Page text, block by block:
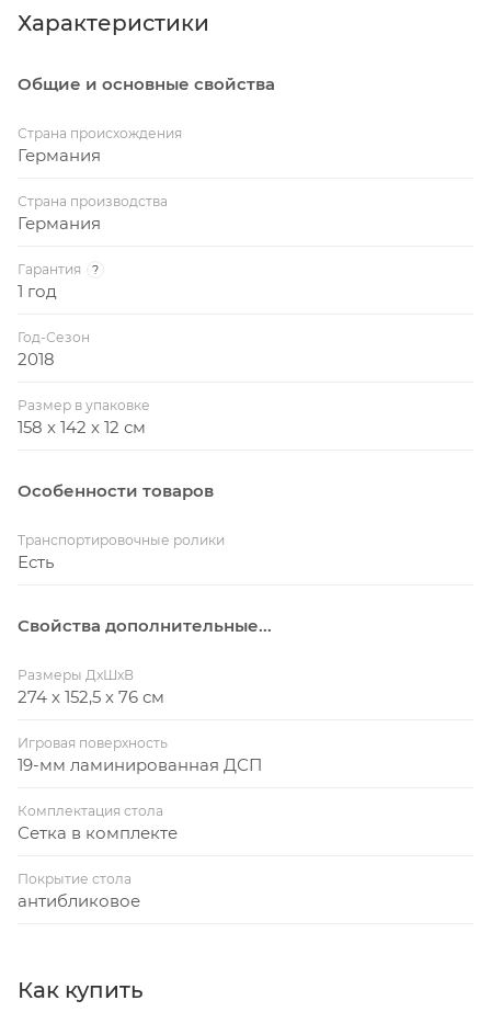
одиночной игры, удобный держатель для мячей и
Вес стола в упаковке: 80 кг
Характеристики
Общие и основные свойства
Страна происхождения
Германия
Страна производства
Германия
Гарантия ?
1 год
Год-Сезон
2018
Размер в упаковке
158 х 142 х 12 см
Особенности товаров
Транспортировочные ролики
Есть
Свойства дополнительные...
Размеры ДхШхВ
274 х 152,5 х 76 см
Игровая поверхность
19-мм ламинированная ДСП
Комплектация стола
Сетка в комплекте
Покрытие стола
антибликовое
Как купить